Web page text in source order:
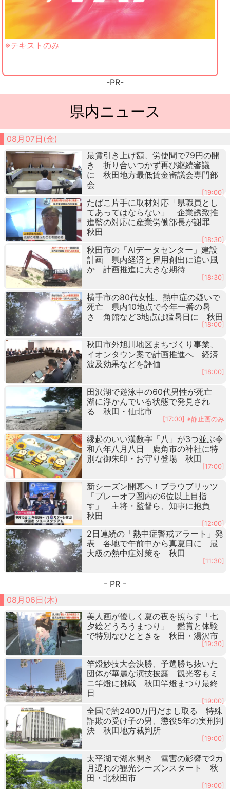
※テキストのみ
-PR-
県内ニュース
08月07日(金)
最賃引き上げ額、労使間で79円の開
き 折り合いつかず再び継続審議
に 秋田地方最低賃金審議会専門部
会
[19:00]
たばこ片手に取材対応「県職員とし
てあってはならない」 企業誘致推
進監の対応に産業労働部長が謝罪
秋田
[18:30]
秋田市の「AIデータセンター」建設
計画 県内経済と雇用創出に追い風
か 計画推進に大きな期待
[18:30]
横手市の80代女性、熱中症の疑いで
死亡 県内10地点で今年一番の暑
さ 角館など3地点は猛暑日に 秋田
[18:00]
秋田市外旭川地区まちづくり事業、
イオンタウン案で計画推進へ 経済
波及効果などを評価
[18:00]
田沢湖で遊泳中の60代男性が死亡
湖に浮かんでいる状態で発見され
る 秋田・仙北市
[17:00] ※静止画のみ
縁起のいい漢数字「八」が3つ並ぶ令
和八年八月八日 鹿角市の神社に特
別な御朱印・お守り登場 秋田
[17:00]
新シーズン開幕へ！ブラウブリッツ
「プレーオフ圏内の6位以上目指
す」 主将・監督ら、知事に抱負
秋田
[12:00]
2日連続の「熱中症警戒アラート」発
表 各地で午前中から真夏日に 最
大級の熱中症対策を 秋田
[11:30]
- PR -
08月06日(木)
美人画が優しく夏の夜を照らす「七
夕絵どうろうまつり」 鑑賞と体験
で特別なひとときを 秋田・湯沢市
[19:30]
竿燈妙技大会決勝、予選勝ち抜いた
団体が華麗な演技披露 観光客もミ
ニ竿燈に挑戦 秋田竿燈まつり最終
日
[19:00]
全国で約2400万円だまし取る 特殊
詐欺の受け子の男、懲役5年の実刑判
決 秋田地方裁判所
[19:00]
太平湖で湖水開き 雪害の影響で2カ
月遅れの観光シーズンスタート 秋
田・北秋田市
[19:00]